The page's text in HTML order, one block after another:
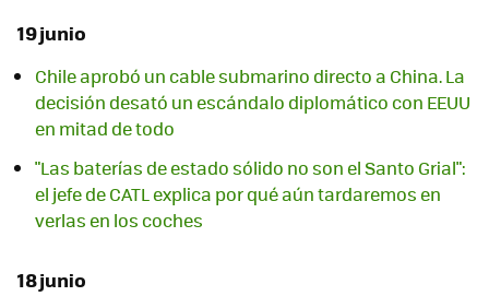
19 junio
Chile aprobó un cable submarino directo a China. La
decisión desató un escándalo diplomático con EEUU
en mitad de todo
"Las baterías de estado sólido no son el Santo Grial":
el jefe de CATL explica por qué aún tardaremos en
verlas en los coches
18 junio